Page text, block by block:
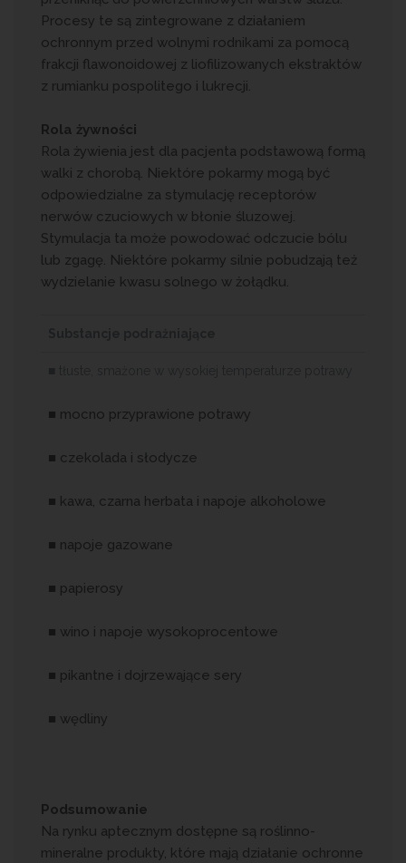
Procesy te są zintegrowane z działaniem
ochronnym przed wolnymi rodnikami za pomocą
frakcji flawonoidowej z liofilizowanych ekstraktów
z rumianku pospolitego i lukrecji.
Rola żywności
Rola żywienia jest dla pacjenta podstawową formą
walki z chorobą. Niektóre pokarmy mogą być
odpowiedzialne za stymulację receptorów
nerwów czuciowych w błonie śluzowej.
Stymulacja ta może powodować odczucie bólu
lub zgagę. Niektóre pokarmy silnie pobudzają też
wydzielanie kwasu solnego w żołądku.
■ mocno przyprawione potrawy
■ czekolada i słodycze
■ kawa, czarna herbata i napoje alkoholowe
■ napoje gazowane
■ papierosy
■ wino i napoje wysokoprocentowe
■ pikantne i dojrzewające sery
■ wędliny
Podsumowanie
Na rynku aptecznym dostępne są roślinno-
mineralne produkty, które mają działanie ochronne